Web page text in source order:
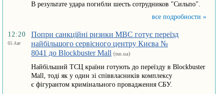
В результате удара погибли шесть сотрудников "Сильпо".
все подробности »
12:20
05 Авг
Попри санкційні ризики МВС готує переїзд
найбільшого сервісного центру Києва №
8041 до Blockbuster Mall (tsn.ua)
Найбільший ТСЦ країни готують до переїзду в Blockbuster
Mall, тоді як у один зі співвласників комплексу
є фігурантом кримінального провадження СБУ.